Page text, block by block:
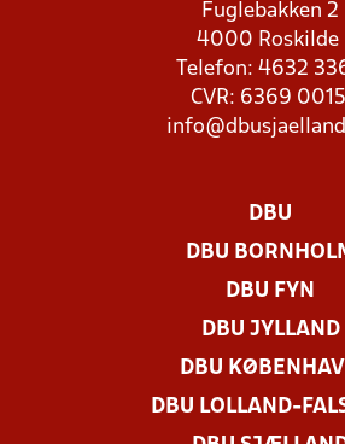
Fuglebakken 2
4000 Roskilde
Telefon: 4632
CVR: 6369 0015
DBU
DBU
DBU FYN
DBU JYLLAND
DBU
DBU LOLLAND-